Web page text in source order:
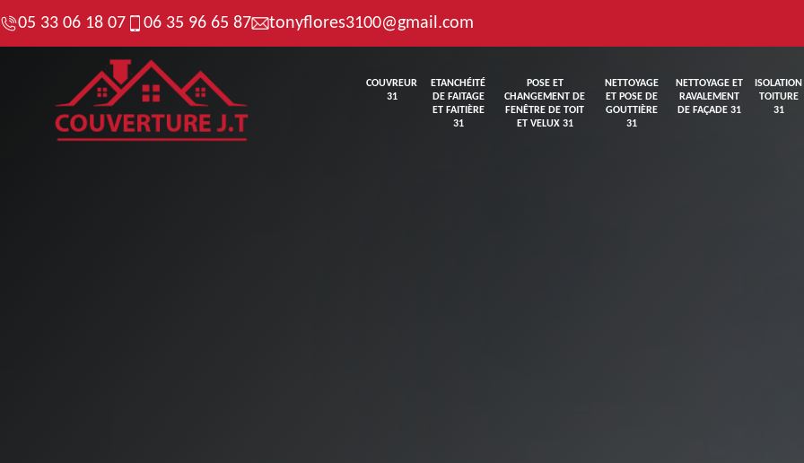
05 33 06 18 07 06 35 96 65 87 tonyflores3100@gmail.com
COUVREUR
31
ETANCHÉITÉ
DE FAITAGE
ET FAITIÈRE
31
POSE ET
CHANGEMENT DE
FENÊTRE DE TOIT
ET VELUX 31
NETTOYAGE
ET POSE DE
GOUTTIÈRE
31
NETTOYAGE ET
RAVALEMENT
DE FAÇADE 31
ISOLATION
TOITURE
31